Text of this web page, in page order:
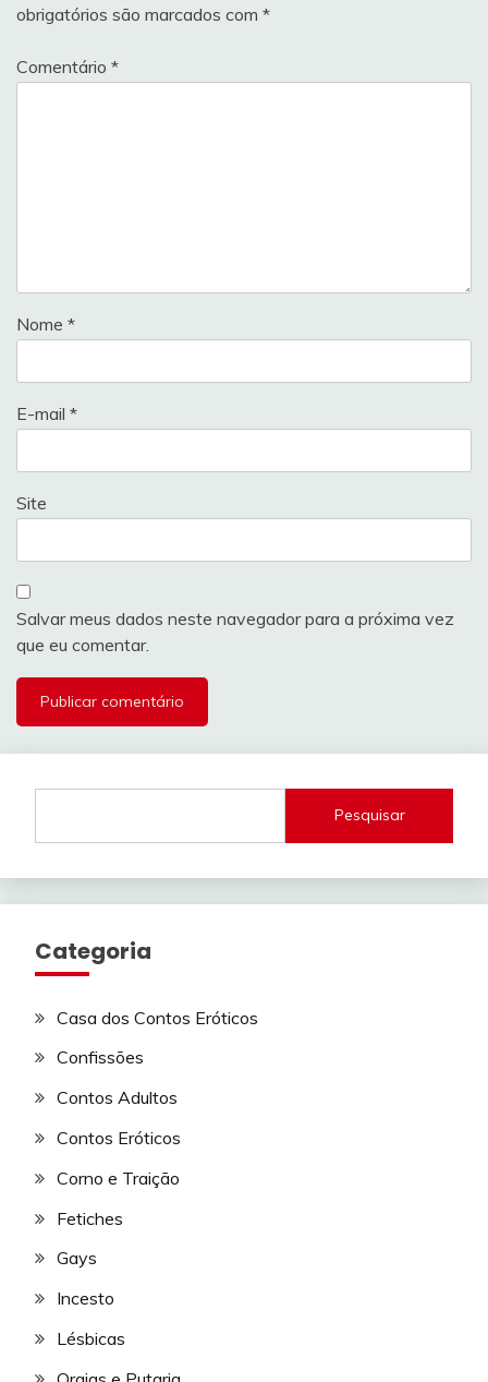
obrigatórios são marcados com *
Comentário *
Nome *
E-mail *
Site
Salvar meus dados neste navegador para a próxima vez
que eu comentar.
Pesquisar
Categoria
Casa dos Contos Eróticos
Confissões
Contos Adultos
Contos Eróticos
Corno e Traição
Fetiches
Gays
Incesto
Lésbicas